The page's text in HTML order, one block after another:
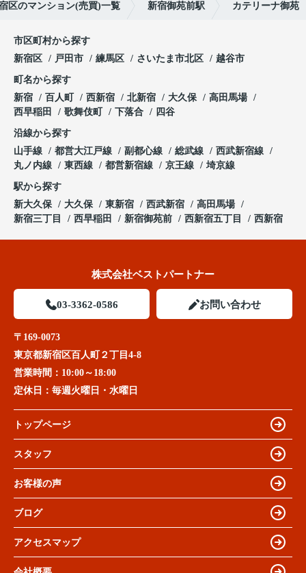
区のマンション(売買)一覧 新宿御苑前駅 カテリーナ御苑
市区町村から探す
新宿区
戸田市 練馬区 さいたま市北区 越谷市
町名から探す
新宿
百人町 西新宿 北新宿 大久保
高田馬場
西早稲田
歌舞伎町 下落合 四谷
沿線から探す
山手線
都営大江戸線 副都心線 総武線
西武新宿線
丸ノ内線
東西線 都営新宿線 京王線 埼京線
駅から探す
新大久保
大久保 東新宿 西武新宿
高田馬場
新宿三丁目
西早稲田 新宿御苑前 西新宿五丁目 西新宿
株式会社ベストパートナー
03-3362-0586 お問い合わせ
〒169-0073
東京都新宿区百人町２丁目4-8
営業時間： 10:00～18:00
定休日： 毎週火曜日・水曜日
トップページ
スタッフ
お客様の声
ブログ
アクセスマップ